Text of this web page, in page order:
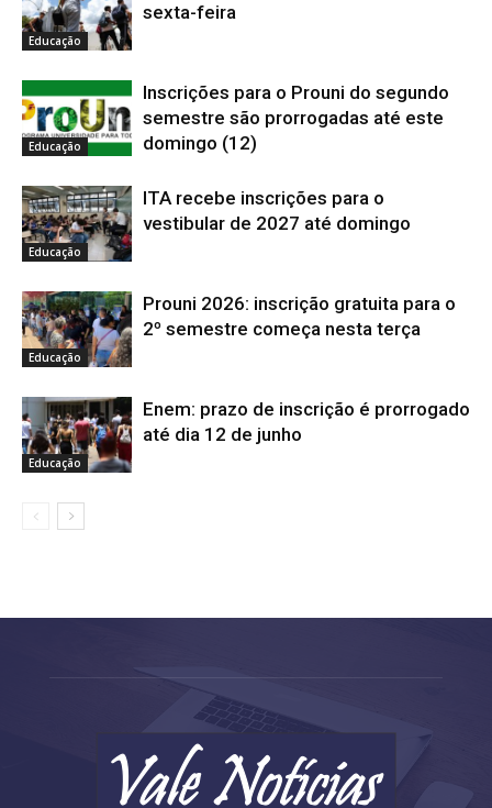
Educação
sexta-feira
Educação
Inscrições para o Prouni do segundo
semestre são prorrogadas até este
domingo (12)
Educação
ITA recebe inscrições para o
vestibular de 2027 até domingo
Educação
Prouni 2026: inscrição gratuita para o
2º semestre começa nesta terça
Educação
Enem: prazo de inscrição é prorrogado
até dia 12 de junho